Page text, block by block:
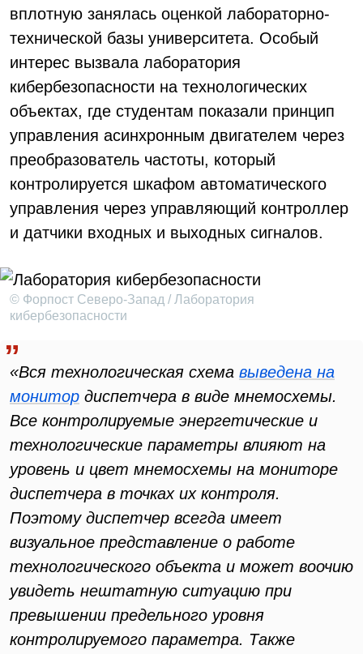
вплотную занялась оценкой лабораторно-
технической базы университета. Особый
интерес вызвала лаборатория
кибербезопасности на технологических
объектах, где студентам показали принцип
управления асинхронным двигателем через
преобразователь частоты, который
контролируется шкафом автоматического
управления через управляющий контроллер
и датчики входных и выходных сигналов.
© Форпост Северо-Запад / Лаборатория
кибербезопасности
«Вся технологическая схема выведена на
монитор диспетчера в виде мнемосхемы.
Все контролируемые энергетические и
технологические параметры влияют на
уровень и цвет мнемосхемы на мониторе
диспетчера в точках их контроля.
Поэтому диспетчер всегда имеет
визуальное представление о работе
технологического объекта и может воочию
увидеть нештатную ситуацию при
превышении предельного уровня
контролируемого параметра. Также